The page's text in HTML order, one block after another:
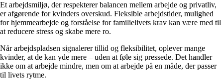
Et arbejdsmiljø, der respekterer balancen mellem arbejde og privatliv,
er afgørende for kvinders overskud. Fleksible arbejdstider, mulighed
for hjemmearbejde og forståelse for familielivets krav kan være med til
at reducere stress og skabe mere ro.
Når arbejdspladsen signalerer tillid og fleksibilitet, oplever mange
kvinder, at de kan yde mere – uden at føle sig pressede. Det handler
ikke om at arbejde mindre, men om at arbejde på en måde, der passer
til livets rytme.